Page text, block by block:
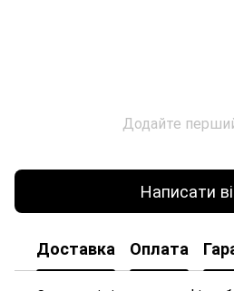
Додайте
Написати
Доставка Оплата